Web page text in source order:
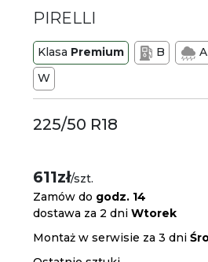
PIRELLI
Klasa Premium B A
W
225/50 R18
611zł/szt.
Zamów do godz. 14
dostawa za 2 dniWtorek
Montaż w serwisie za 3 dni